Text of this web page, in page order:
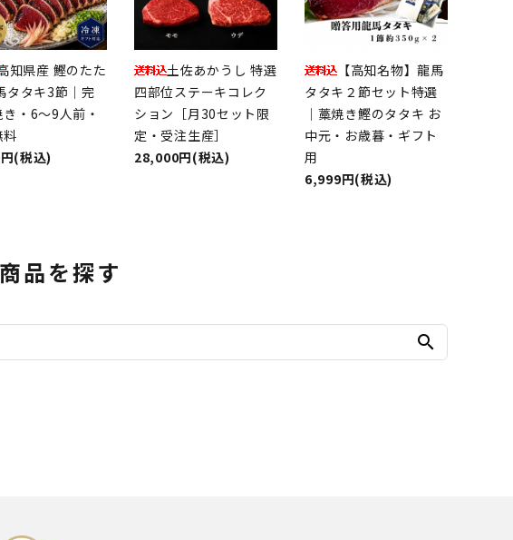
知県産 鰹のたた
タタキ3節｜完
・6～9人前・
料
(税込)
土佐あかうし 特選
四部位ステーキコレク
ション［月30セット限
定・受注生産］
28,000円(税込)
【高知名物】龍馬
タタキ２節セット特選
｜藁焼き鰹のタタキ お
中元・お歳暮・ギフト
用
6,999円(税込)
品を探す
search